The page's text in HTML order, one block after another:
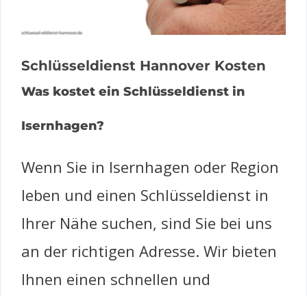
Schlüsseldienst Hannover Kosten
Was kostet ein Schlüsseldienst in
Isernhagen?
Wenn Sie in Isernhagen oder Region
leben und einen Schlüsseldienst in
Ihrer Nähe suchen, sind Sie bei uns
an der richtigen Adresse. Wir bieten
Ihnen einen schnellen und